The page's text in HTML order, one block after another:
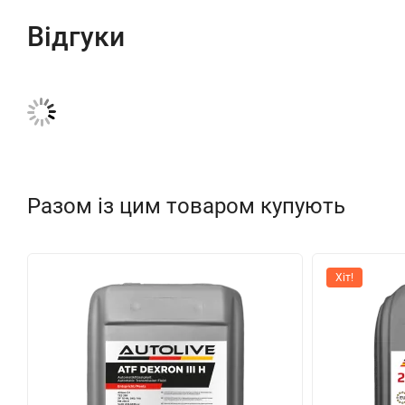
Відгуки
Разом із цим товаром купують
Хіт!